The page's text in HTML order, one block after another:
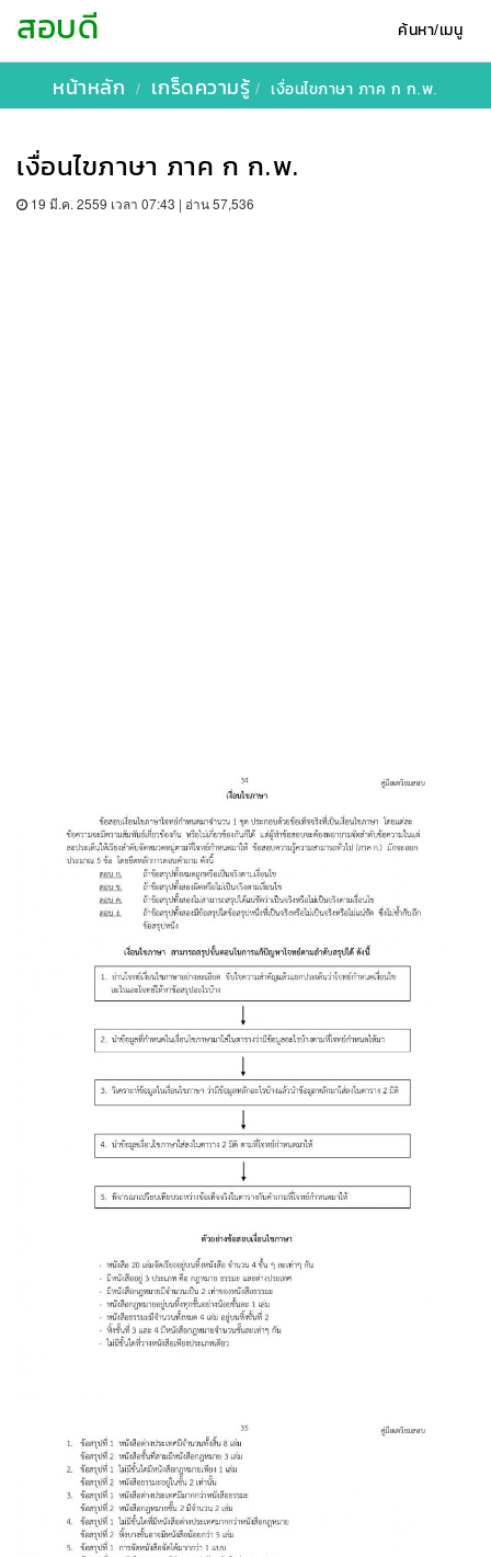
ค้นหา/เมนู
สอบดี
หน้าหลัก เกร็ดความรู้ เงื่อนไขภาษา ภาค ก ก.พ.
เงื่อนไขภาษา ภาค ก ก.พ.
19 มี.ค. 2559 เวลา 07:43 | อ่าน 57,536